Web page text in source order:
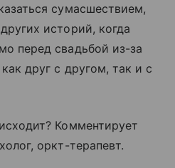
сумасшествием,
историй, когда
перед свадьбой из-за
друг с другом, так и с
Комментирует
оркт-терапевт.